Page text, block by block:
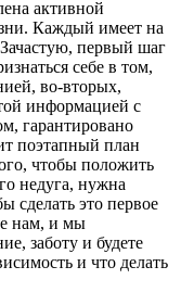
активной
Каждый имеет на
первый шаг
себе в том,
во-вторых,
информацией с
гарантировано
поэтапный план
чтобы положить
недуга, нужна
сделать это первое
нам, и мы
заботу и будете
и что делать